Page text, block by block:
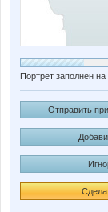
Портрет заполнен на
Отправить